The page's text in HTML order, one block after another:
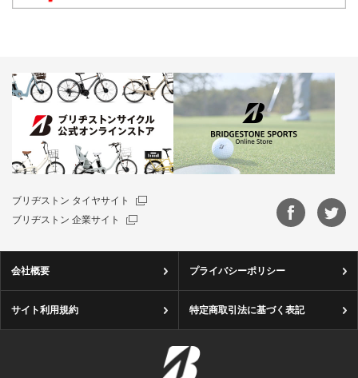
ブリヂストン タイヤサイト
ブリヂストン 企業サイト
会社概要 プライバシーポリシー
サイト利用規約 特定商取引法に基づく表記